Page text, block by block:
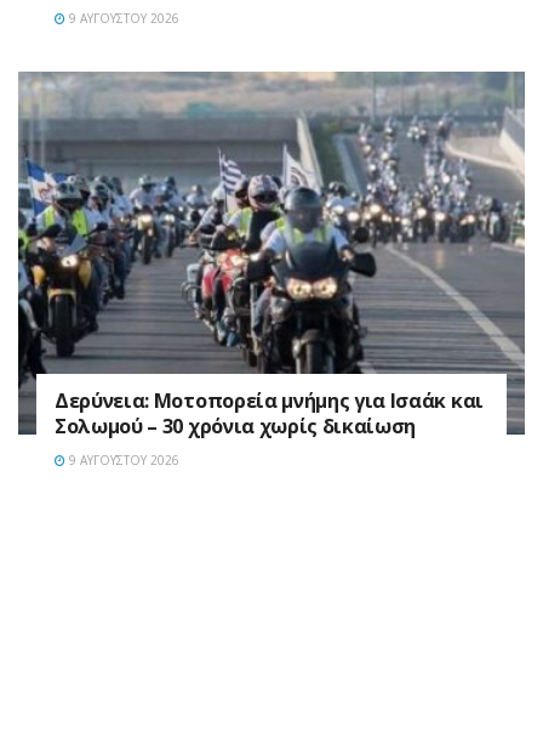
9 ΑΥΓΟΎΣΤΟΥ 2026
Δερύνεια: Μοτοπορεία μνήμης για Ισαάκ και
Σολωμού – 30 χρόνια χωρίς δικαίωση
9 ΑΥΓΟΎΣΤΟΥ 2026